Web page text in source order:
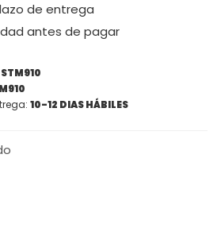
de entrega
antes de pagar
STM910
10-12 DIAS HÁBILES